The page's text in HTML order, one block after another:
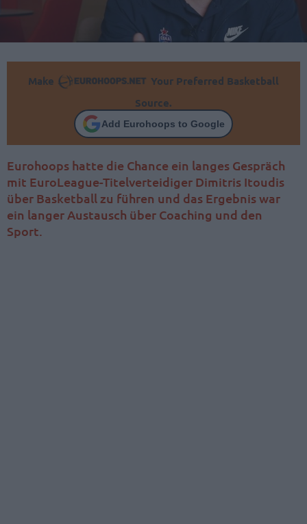
Make
Your Preferred Basketball
Source.
Add Eurohoops to Google
Eurohoops hatte die Chance ein langes Gespräch
mit EuroLeague-Titelverteidiger Dimitris Itoudis
über Basketball zu führen und das Ergebnis war
ein langer Austausch über Coaching und den
Sport.